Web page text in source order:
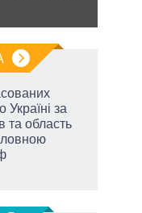
Україні за
та область